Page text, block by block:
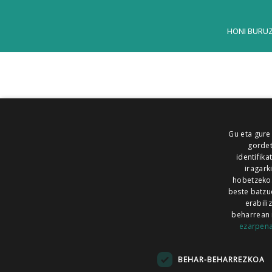
HONI BURUZ
ALEA
MAILOPE NOAUA
Gu eta
hobetzeko.
beste
BEHAR-BEHARREZKOA